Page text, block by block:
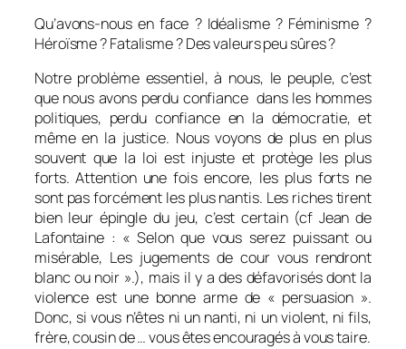
Qu’avons-nous en face ? Idéalisme ? Féminisme ?
Héroïsme ? Fatalisme ? Des valeurs peu sûres ?
Notre problème essentiel, à nous, le peuple, c’est
que nous avons perdu confiance dans les hommes
politiques, perdu confiance en la démocratie, et
même en la justice. Nous voyons de plus en plus
souvent que la loi est injuste et protège les plus
forts. Attention une fois encore, les plus forts ne
sont pas forcément les plus nantis. Les riches tirent
bien leur épingle du jeu, c’est certain (cf Jean de
Lafontaine : « Selon que vous serez puissant ou
misérable, Les jugements de cour vous rendront
blanc ou noir ».), mais il y a des défavorisés dont la
violence est une bonne arme de « persuasion ».
Donc, si vous n’êtes ni un nanti, ni un violent, ni fils,
frère, cousin de … vous êtes encouragés à vous taire.